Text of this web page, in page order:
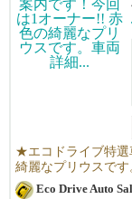
★エコドライブ特選
綺麗なプリウスで
Eco Drive Auto